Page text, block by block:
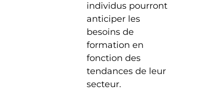
individus pourront
anticiper les
besoins de
formation en
fonction des
tendances de leur
secteur.